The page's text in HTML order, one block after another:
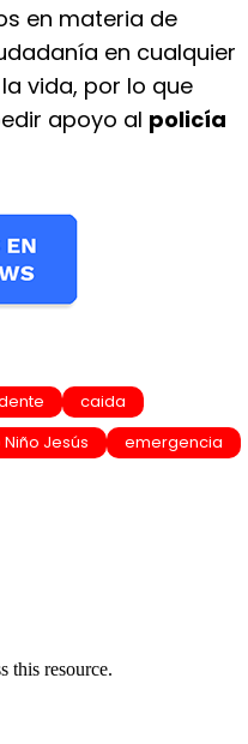
en materia de
en cualquier
vida, por lo que
apoyo al policía
caida
Jesús emergencia